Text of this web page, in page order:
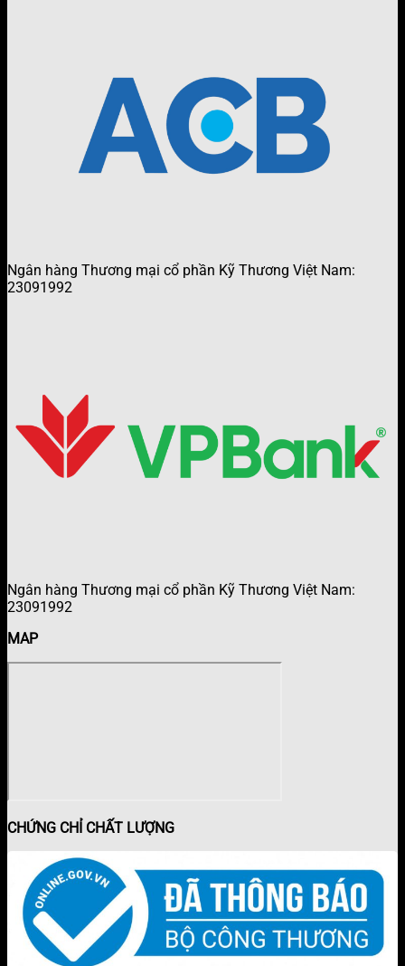
Ngân hàng Thương mại cổ phần Kỹ Thương Việt Nam:
23091992
Ngân hàng Thương mại cổ phần Kỹ Thương Việt Nam:
23091992
MAP
CHỨNG CHỈ CHẤT LƯỢNG